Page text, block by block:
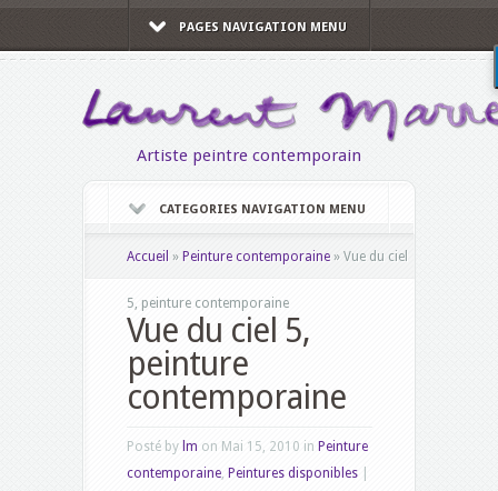
PAGES NAVIGATION MENU
Artiste peintre contemporain
CATEGORIES NAVIGATION MENU
Accueil » Peinture contemporaine » Vue du ciel
5, peinture contemporaine
Vue du ciel 5,
peinture
contemporaine
Posté by lm on Mai 15, 2010 in Peinture
contemporaine, Peintures disponibles